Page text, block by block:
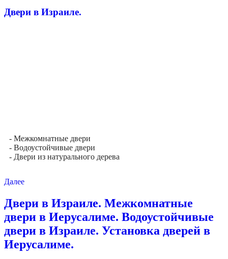
Двери в Израиле.
- Межкомнатные двери
- Водоустойчивые двери
- Двери из натурального дерева
Далее
Двери в Израиле. Межкомнатные
двери в Иерусалиме. Водоустойчивые
двери в Израиле. Установка дверей в
Иерусалиме.